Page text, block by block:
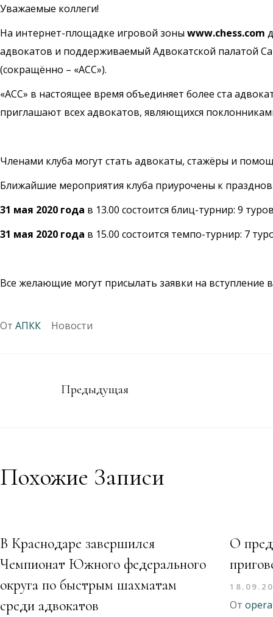
Уважаемые коллеги!
На интернет-площадке игровой зоны www.chess.com
адвокатов и поддерживаемый Адвокатской палатой
(сокращённо – «АСС»).
«АСС» в настоящее время объединяет более ста
приглашают всех адвокатов, являющихся
Членами клуба могут стать адвокаты, стажёры и
Ближайшие мероприятия клуба приурочены к
31 мая 2020 года в 13.00 состоится блиц-турнир: 9
31 мая 2020 года в 15.00 состоится темпо-турнир: 7
Все желающие могут присылать заявки на вступление
От АПКК Новости
Предыдущая
Похожие Записи
В Краснодаре завершился
Чемпионат Южного федерального
округа по быстрым шахматам
среди адвокатов
О
От